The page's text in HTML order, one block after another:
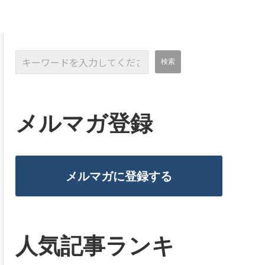
メルマガ登録
メルマガに登録する
人気記事ランキ